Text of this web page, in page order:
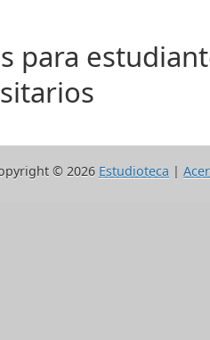
para
© 2026 Estudioteca |